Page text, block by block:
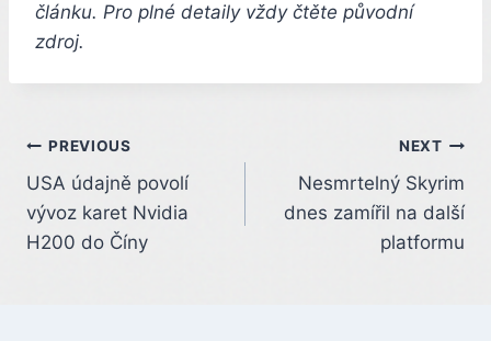
článku. Pro plné detaily vždy čtěte původní
zdroj.
Post
navigation
PREVIOUS
USA údajně povolí
vývoz karet Nvidia
H200 do Číny
NEXT
Nesmrtelný Skyrim
dnes zamířil na další
platformu